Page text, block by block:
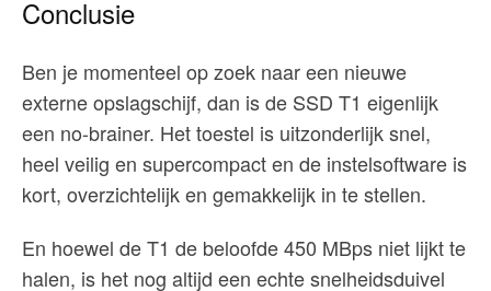
Conclusie
Ben je momenteel op zoek naar een nieuwe
externe opslagschijf, dan is de SSD T1 eigenlijk
een no-brainer. Het toestel is uitzonderlijk snel,
heel veilig en supercompact en de instelsoftware is
kort, overzichtelijk en gemakkelijk in te stellen.
En hoewel de T1 de beloofde 450 MBps niet lijkt te
halen, is het nog altijd een echte snelheidsduivel